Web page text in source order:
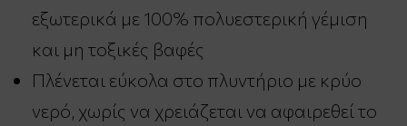
εξωτερικά με 100% πολυεστερική γέμιση
και μη τοξικές βαφές
Πλένεται εύκολα στο πλυντήριο με κρύο
νερό, χωρίς να χρειάζεται να αφαιρεθεί το